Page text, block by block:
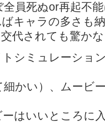
員死ぬor再起不
キャラの多さも
代されても驚か
シミュレーショ
かい）、ムービ
はいいところに